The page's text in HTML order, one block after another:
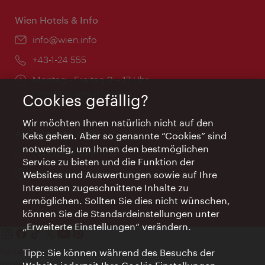
Wien Hotels & Info
Email:
info@wien.info
Telefon:
+43-1-24 555
Öffnungszeiten:
Montag - Freitag 9 – 17 Uhr
Feiertags geschlossen
AI Concierge Wien
Ort:
concierge.wien.info
Öffnungszeiten:
Informationen rund um die Uhr
Kontakt
Cookies gefällig?
Wir möchten Ihnen natürlich nicht auf den
Keks gehen. Aber so genannte “Cookies” sind
notwendig, um Ihnen den bestmöglichen
Service zu bieten und die Funktion der
Websites und Auswertungen sowie auf Ihre
Interessen zugeschnittene Inhalte zu
ermöglichen. Sollten Sie dies nicht wünschen,
können Sie die Standardeinstellungen unter
„Erweiterte Einstellungen“ verändern.
Tipp: Sie können während des Besuchs der